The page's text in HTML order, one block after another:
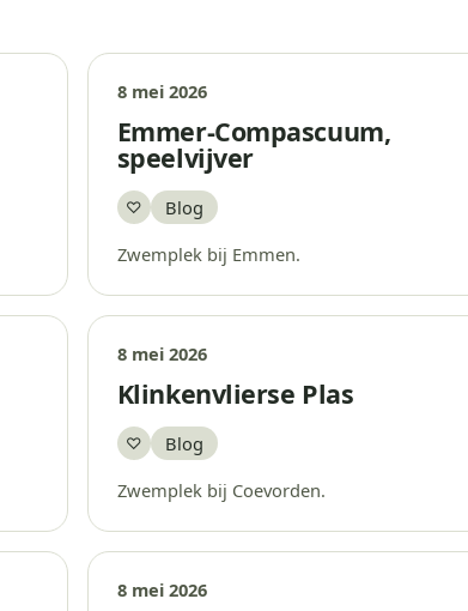
8 mei 2026
Emmer-Compascuum,
speelvijver
♡Bewaar
Blog
Zwemplek bij Emmen.
8 mei 2026
Klinkenvlierse Plas
♡Bewaar
Blog
Zwemplek bij Coevorden.
8 mei 2026